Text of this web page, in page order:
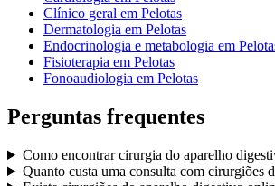
Clínico geral em Pelotas
Dermatologia em Pelotas
Endocrinologia e metabologia em
Fisioterapia em Pelotas
Fonoaudiologia em Pelotas
Perguntas frequentes
Como encontrarcirurgia do aparelho
Quanto custa uma consulta com cirurgiões